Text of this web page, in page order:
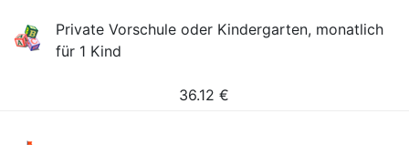
Private Vorschule oder Kindergarten, monatlich
für 1 Kind
36.12 €